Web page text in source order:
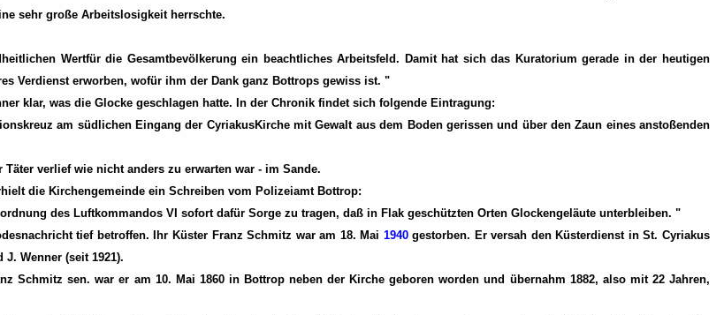
sehr große Arbeitslosigkeit herrschte.
Wertfür die Gesamtbevölkerung ein beachtliches Arbeitsfeld. Damit hat sich das Kuratorium gerade in der heutigen
Verdienst erworben, wofür ihm der Dank ganz Bottrops gewiss ist. "
klar, was die Glocke geschlagen hatte. In der Chronik findet sich folgende Eintragung:
am südlichen Eingang der CyriakusKirche mit Gewalt aus dem Boden gerissen und über den Zaun eines anstoßenden
verlief wie nicht anders zu erwarten war - im Sande.
die Kirchengemeinde ein Schreiben vom Polizeiamt Bottrop:
des Luftkommandos VI sofort dafür Sorge zu tragen, daß in Flak geschützten Orten Glockengeläute unterbleiben. "
tief betroffen. Ihr Küster Franz Schmitz war am 18. Mai 1940gestorben. Er versah den Küsterdienst in St. Cyriakus
J. Wenner (seit 1921).
Schmitz sen. war er am 10. Mai 1860 in Bottrop neben der Kirche geboren worden und übernahm 1882, also mit 22 Jahren,